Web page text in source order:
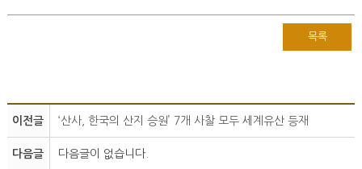
목록
이전글 ‘ 산사 , 한국의 산지 승원 ’ 7 개 사찰 모두 세계유산 등재
다음글 다음글이 없습니다.